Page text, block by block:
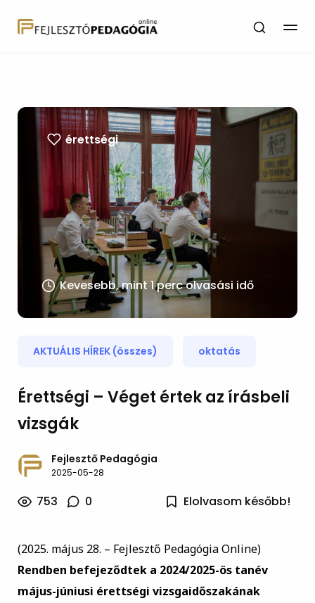
érettségi
Kevesebb, mint 1 perc olvasási idő
AKTUÁLIS HÍREK (összes) oktatás
Érettségi – Véget értek az írásbeli
vizsgák
Fejlesztő Pedagógia
2025-05-28
753 0 Elolvasom később!
(2025. május 28. – Fejlesztő Pedagógia Online)
Rendben befejeződtek a 2024/2025-ös tanév
május-júniusi érettségi vizsgaidőszakának